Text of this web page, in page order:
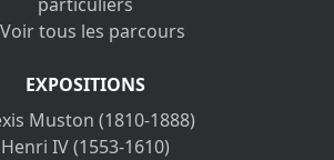
tous les parcours
EXPOSITIONS
Muston (1810-1888)
Henri IV (1553-1610)